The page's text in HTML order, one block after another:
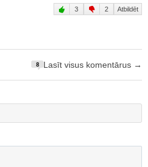
3 2 Atbildēt
8 Lasīt visus komentārus →